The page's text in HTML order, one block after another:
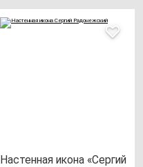
Нас­тен­ная ико­на «Сер­гий